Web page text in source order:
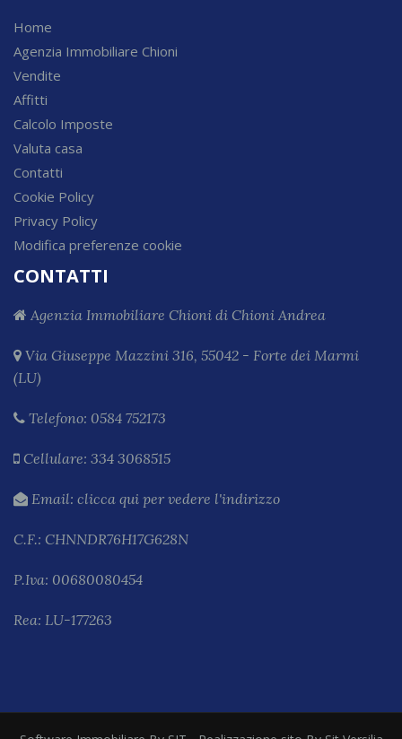
Home
Agenzia Immobiliare Chioni
Vendite
Affitti
Calcolo Imposte
Valuta casa
Contatti
Cookie Policy
Privacy Policy
Modifica preferenze cookie
CONTATTI
Agenzia Immobiliare Chioni di Chioni Andrea
Via Giuseppe Mazzini 316, 55042 - Forte dei Marmi
(LU)
Telefono: 0584 752173
Cellulare: 334 3068515
Email: clicca qui per vedere l'indirizzo
C.F.: CHNNDR76H17G628N
P.Iva: 00680080454
Rea: LU-177263